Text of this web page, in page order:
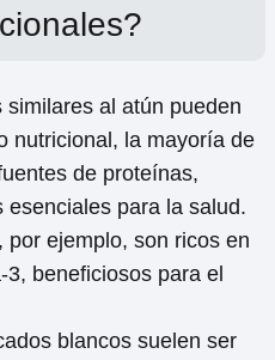
al atún pueden
nutricional, la mayoría de
de proteínas,
esenciales para la salud.
por ejemplo, son ricos en
beneficiosos para el
blancos suelen ser